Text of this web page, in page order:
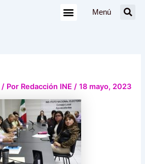
Menú
/ Por Redacción INE/18 mayo, 2023